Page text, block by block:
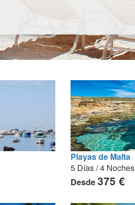
Playas de Malta
5 Días / 4 Noches
Desde375 €